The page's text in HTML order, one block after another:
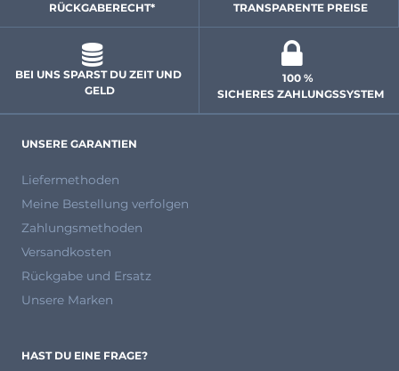
  RÜCKGABERECHT*
TRANSPARENTE PREISE
BEI UNS SPARST DU ZEIT UND
GELD
100 %
SICHERES ZAHLUNGSSYSTEM
UNSERE GARANTIEN
Liefermethoden
Meine Bestellung verfolgen
Zahlungsmethoden
Versandkosten
Rückgabe und Ersatz
Unsere Marken
HAST DU EINE FRAGE?